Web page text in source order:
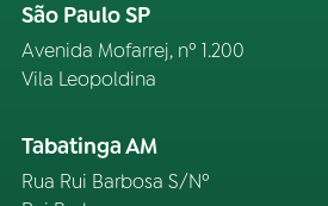
São Paulo SP
Avenida Mofarrej, nº 1.200
Vila Leopoldina
Tabatinga AM
Rua Rui Barbosa S/Nº